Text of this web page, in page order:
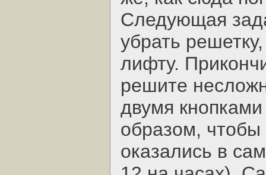
Следующая
убрать
лифту.
решите
двумя
образом,
оказались в